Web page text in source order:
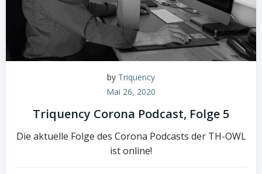
by Triquency
Mai 26, 2020
Triquency Corona Podcast, Folge 5
Die aktuelle Folge des Corona Podcasts der TH-OWL
ist online!